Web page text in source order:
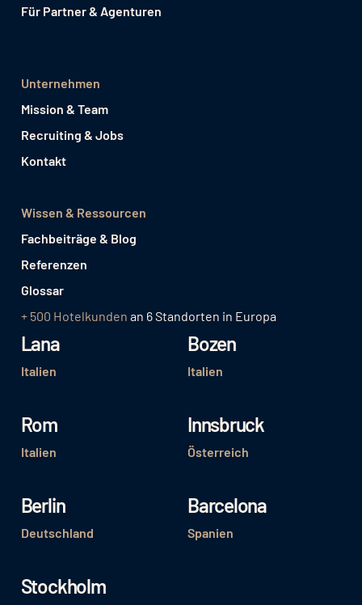
Für Partner & Agenturen
Unternehmen
Mission & Team
Recruiting & Jobs
Kontakt
Wissen & Ressourcen
Fachbeiträge & Blog
Referenzen
Glossar
+ 500 Hotelkunden an 6 Standorten in Europa
Lana
Italien
Bozen
Italien
Rom
Italien
Innsbruck
Österreich
Berlin
Deutschland
Barcelona
Spanien
Stockholm